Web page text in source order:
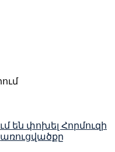
են փոխել Հորմուզի